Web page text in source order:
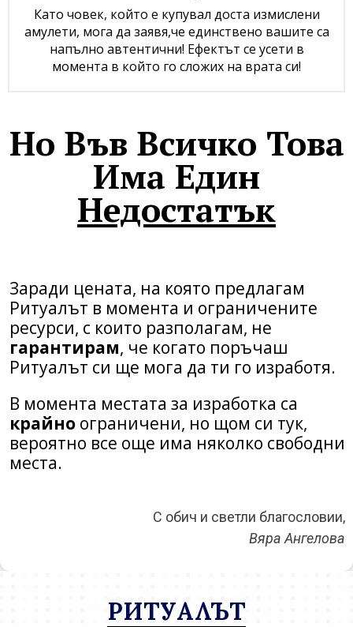
Като човек, който е купувал доста измислени
амулети, мога да заявя,че единствено вашите са
напълно автентични! Ефектът се усети в
момента в който го сложих на врата си!
Но Във Всичко Това
Има Един
Недостатък
Заради цената, на която предлагам
Ритуалът в момента и ограничените
ресурси, с които разполагам, не
гарантирам, че когато поръчаш
Ритуалът си ще мога да ти го изработя.
В момента местата за изработка са
крайно ограничени, но щом си тук,
вероятно все още има няколко свободни
места.
С обич и светли благословии,
Вяра Ангелова
РИТУАЛЪТ